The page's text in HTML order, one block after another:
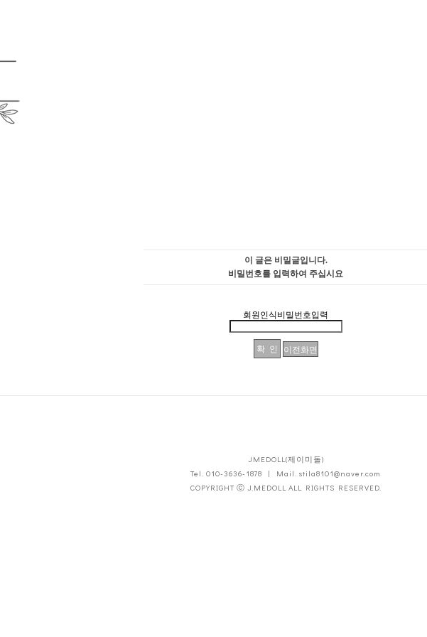
이 글은 비밀글입니다.
비밀번호를 입력하여 주십시요
회원인식비밀번호입력
JMEDOLL(제이미돌)
Tel. 010-3636-1878 | Mail. stila8101@naver.com
COPYRIGHT ⓒ J.MEDOLL ALL RIGHTS RESERVED.